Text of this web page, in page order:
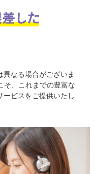
なる場合がございま
そ、これまでの豊富な
ービスをご提供いたし